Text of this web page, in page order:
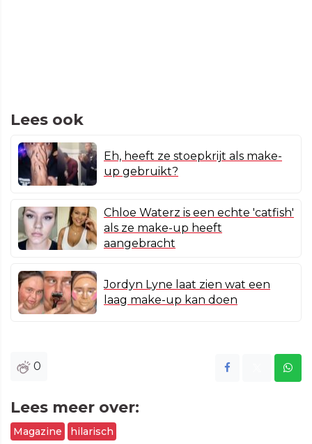
Lees ook
Eh, heeft ze stoepkrijt als make-
up gebruikt?
Chloe Waterz is een echte 'catfish'
als ze make-up heeft
aangebracht
Jordyn Lyne laat zien wat een
laag make-up kan doen
0
Lees meer over:
Magazine hilarisch